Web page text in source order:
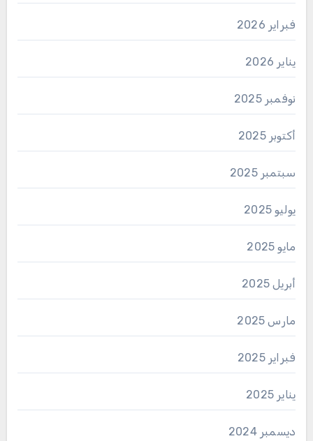
فبراير 2026
يناير 2026
نوفمبر 2025
أكتوبر 2025
سبتمبر 2025
يوليو 2025
مايو 2025
أبريل 2025
مارس 2025
فبراير 2025
يناير 2025
ديسمبر 2024